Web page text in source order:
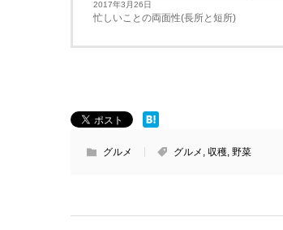
2017年3月26日
忙しいことの両面性(長所と短所)
グルメ グルメ , 収穫, 野菜